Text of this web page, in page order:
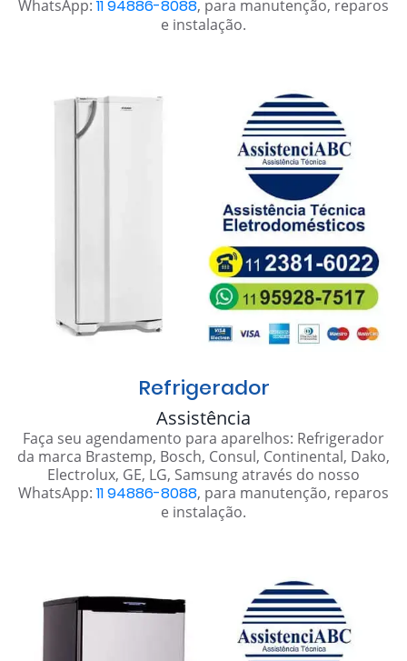
WhatsApp: 11 94886-8088, para manutenção, reparos
e instalação.
Refrigerador
Assistência
Faça seu agendamento para aparelhos: Refrigerador
da marca Brastemp, Bosch, Consul, Continental, Dako,
Electrolux, GE, LG, Samsung através do nosso
WhatsApp: 11 94886-8088, para manutenção, reparos
e instalação.